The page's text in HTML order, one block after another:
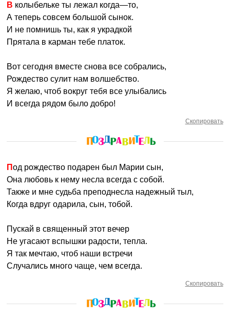
В колыбельке ты лежал когда—то,
А теперь совсем большой сынок.
И не помнишь ты, как я украдкой
Прятала в карман тебе платок.
Вот сегодня вместе снова все собрались,
Рождество сулит нам волшебство.
Я желаю, чтоб вокруг тебя все улыбались
И всегда рядом было добро!
Скопировать
Под рождество подарен был Марии сын,
Она любовь к нему несла всегда с собой.
Также и мне судьба преподнесла надежный тыл,
Когда вдруг одарила, сын, тобой.
Пускай в священный этот вечер
Не угасают вспышки радости, тепла.
Я так мечтаю, чтоб наши встречи
Случались много чаще, чем всегда.
Скопировать